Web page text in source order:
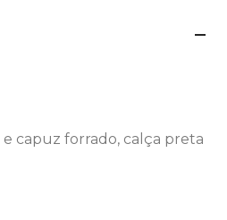
capuz forrado, calça preta